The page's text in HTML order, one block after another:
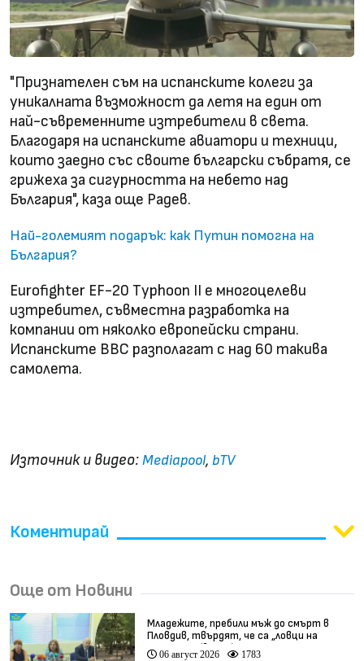
"Признателен съм на испанските колеги за
уникалната възможност да летя на един от
най-съвременните изтребители в света.
Благодаря на испанските авиатори и техници,
които заедно със своите български събратя, се
грижеха за сигурността на небето над
България", каза още Радев.
Най-големият подарък: как Путин помогна на
България?
Eurofighter EF-20 Тyphoon II е многоцелеви
изтребител, съвместна разработка на
компании от няколко европейски страни.
Испанските ВВС разполагат с над 60 такива
самолета.
Източник и видео:Mediapool, bTV
Коментирай
Още от Новини
Младежите, пребили мъж до смърт в
Пловдив, твърдят, че са „ловци на
педофили” (видео)
06 август 2026 1783